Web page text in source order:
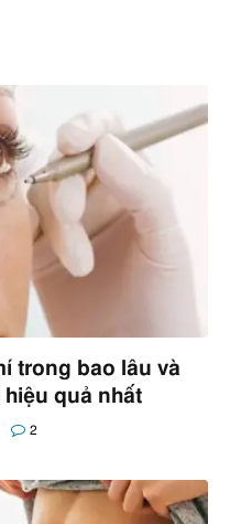
trong bao lâu và
quả nhất
2